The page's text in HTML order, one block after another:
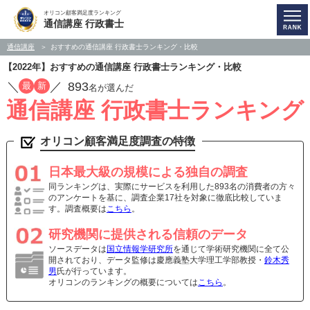
オリコン顧客満足度ランキング
通信講座 行政書士
通信講座 おすすめの通信講座 行政書士ランキング・比較
【2022年】おすすめの通信講座 行政書士ランキング・比較
／ 最 新 ／ 893名が選んだ
通信講座 行政書士ランキング
オリコン顧客満足度調査の特徴
日本最大級の規模による独自の調査
同ランキングは、実際にサービスを利用した893名の消費者の方々
のアンケートを基に、調査企業17社を対象に徹底比較していま
す。調査概要はこちら 。
研究機関に提供される信頼のデータ
ソースデータは 国立情報学研究所を通じて学術研究機関に全て公
開されており、データ監修は慶應義塾大学理工学部教授・ 鈴木秀
男 氏が行っています。
オリコンのランキングの概要についてはこちら 。